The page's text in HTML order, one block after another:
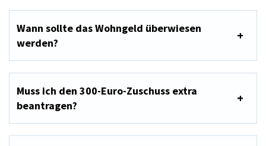
Wann sollte das Wohngeld überwiesen
werden?
Muss ich den 300-Euro-Zuschuss extra
beantragen?